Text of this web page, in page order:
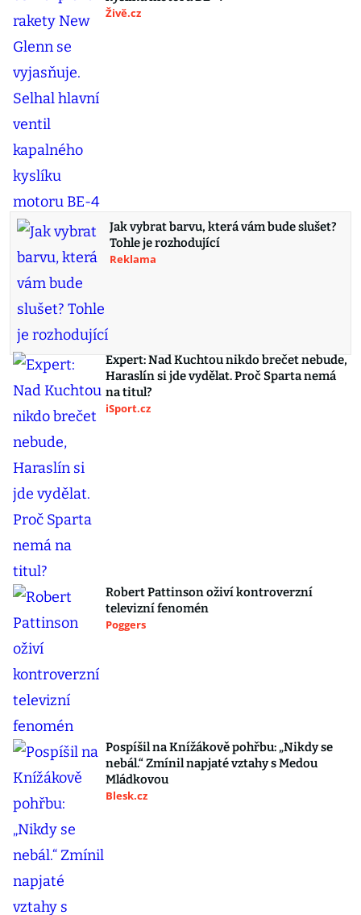
Živě.cz
Jak vybrat barvu, která vám bude slušet?
Tohle je rozhodující
Reklama
Expert: Nad Kuchtou nikdo brečet nebude,
Haraslín si jde vydělat. Proč Sparta nemá
na titul?
iSport.cz
Robert Pattinson oživí kontroverzní
televizní fenomén
Poggers
Pospíšil na Knížákově pohřbu: „Nikdy se
nebál.“ Zmínil napjaté vztahy s Medou
Mládkovou
Blesk.cz